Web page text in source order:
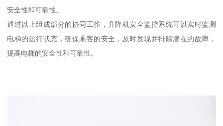
安全性和可靠性。
通过以上组成部分的协同工作，升降机安全监控系统可以实时监测
电梯的运行状态，确保乘客的安全，及时发现并排除潜在的故障，
提高电梯的安全性和可靠性。